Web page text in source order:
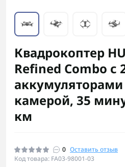
Квадрокоптер
Refined Combo с
аккумуляторами
камерой, 35
км
0 Оставить отзыв
Код товара: FA03-98001-03